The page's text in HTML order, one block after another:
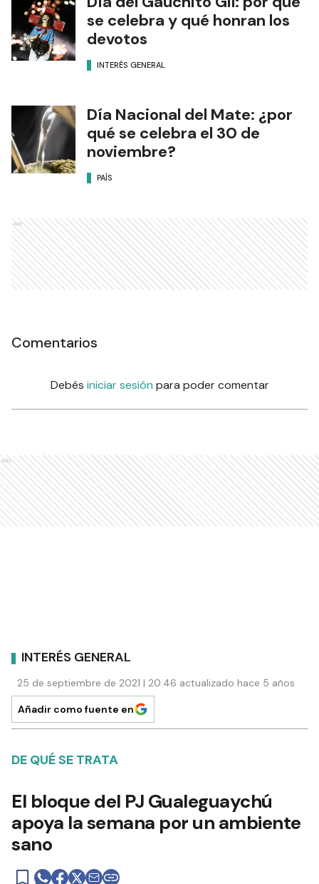
se celebra y qué honran los
devotos
INTERÉS GENERAL
Día Nacional del Mate: ¿por
qué se celebra el 30 de
noviembre?
PAÍS
Ads
Comentarios
Debés iniciar sesión para poder comentar
Ads
INTERÉS GENERAL
25 de septiembre de 2021 | 20:46 actualizado hace 5 años
Añadir como fuente en
DE QUÉ SE TRATA
El bloque del PJ Gualeguaychú
apoya la semana por un ambiente
sano